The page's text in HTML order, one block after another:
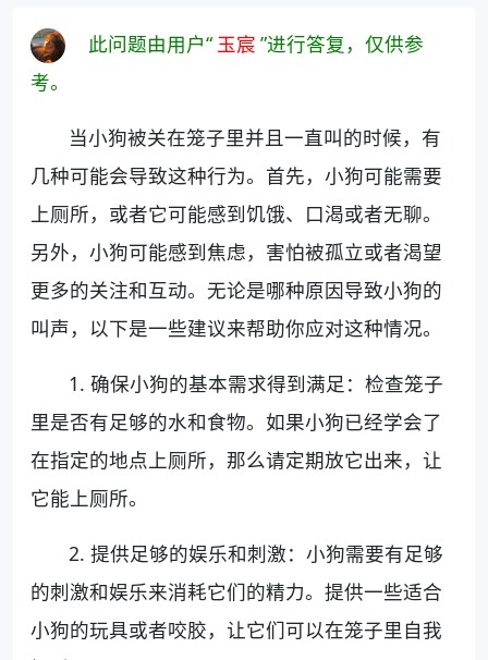
此问题由用户“ 玉宸 ”进行答复，仅供参
考。
当小狗被关在笼子里并且一直叫的时候，有
几种可能会导致这种行为。首先，小狗可能需要
上厕所，或者它可能感到饥饿、口渴或者无聊。
另外，小狗可能感到焦虑，害怕被孤立或者渴望
更多的关注和互动。无论是哪种原因导致小狗的
叫声，以下是一些建议来帮助你应对这种情况。
1. 确保小狗的基本需求得到满足：检查笼子
里是否有足够的水和食物。如果小狗已经学会了
在指定的地点上厕所，那么请定期放它出来，让
它能上厕所。
2. 提供足够的娱乐和刺激：小狗需要有足够
的刺激和娱乐来消耗它们的精力。提供一些适合
小狗的玩具或者咬胶，让它们可以在笼子里自我